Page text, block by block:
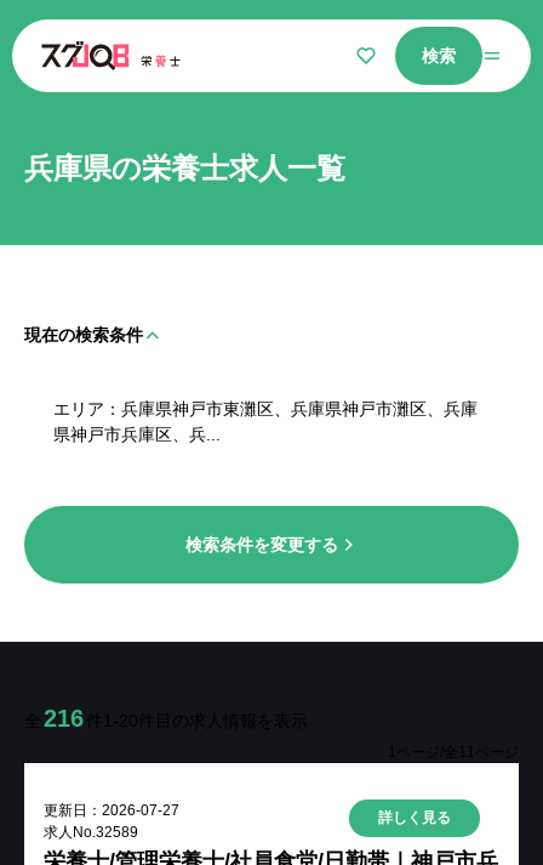
検索
仕事をさがす
気になるリスト
栄養士コラム
よくあるご質問
掲載をご希望の企業様
メニューを閉じる
兵庫県の栄養士求人一覧
現在の検索条件
エリア
兵庫県神戸市東灘区、兵庫県神戸市灘区、兵庫
県神戸市兵庫区、兵...
検索条件を変更する
1-20件目の求人情報を表示
全 216 件
1 ページ/全 11 ページ
更新日： 2026-07-27
求人No.32589
詳しく見る